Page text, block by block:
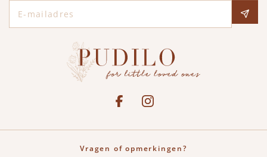
See our FacebookBekijk onze Instagram pagina
Vragen of opmerkingen?